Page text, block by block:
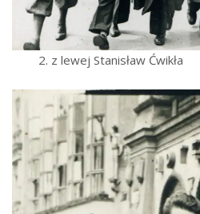
2. z lewej Stanisław Ćwikła